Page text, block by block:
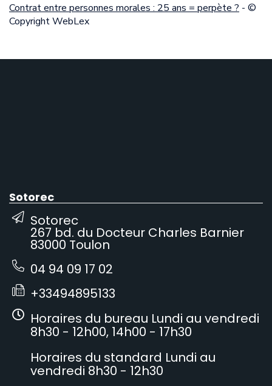
Contrat entre personnes morales : 25 ans = perpète ? - ©
Copyright WebLex
Sotorec
Sotorec
267 bd. du Docteur Charles Barnier
83000 Toulon
04 94 09 17 02
+33494895133
Horaires du bureau Lundi au vendredi
8h30 - 12h00, 14h00 - 17h30
Horaires du standard Lundi au
vendredi 8h30 - 12h30